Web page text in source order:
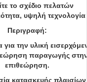
το σχέδιο πελατών
υψηλή τεχνολογία
Περιγραφή:
την υλική
παραγωγής στην
επιθεώρηση.
κατασκευής